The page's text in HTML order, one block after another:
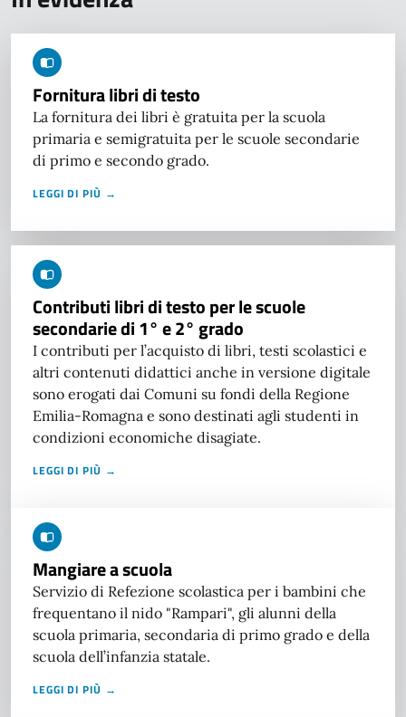
Fornitura libri di testo
La fornitura dei libri è gratuita per la scuola
primaria e semigratuita per le scuole secondarie
di primo e secondo grado.
LEGGI DI PIÙ →
Contributi libri di testo per le scuole
secondarie di 1° e 2° grado
I contributi per l’acquisto di libri, testi scolastici e
altri contenuti didattici anche in versione digitale
sono erogati dai Comuni su fondi della Regione
Emilia-Romagna e sono destinati agli studenti in
condizioni economiche disagiate.
LEGGI DI PIÙ →
Mangiare a scuola
Servizio di Refezione scolastica per i bambini che
frequentano il nido "Rampari", gli alunni della
scuola primaria, secondaria di primo grado e della
scuola dell’infanzia statale.
LEGGI DI PIÙ →